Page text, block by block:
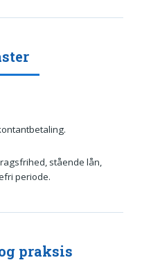
stående lån,
periode.
praksis